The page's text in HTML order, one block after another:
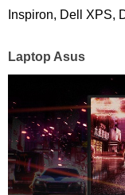
Inspiron, Dell XPS,
Laptop Asus